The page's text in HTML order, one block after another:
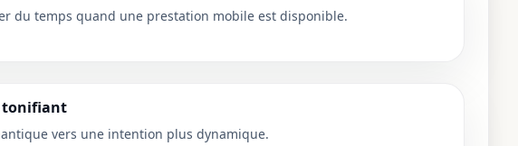
du temps quand une prestation mobile est disponible.
tonifiant
vers une intention plus dynamique.